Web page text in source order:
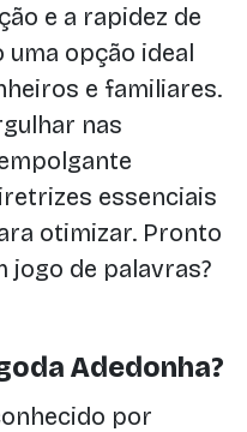
e a rapidez de
opção ideal
e familiares.
nas
essenciais
otimizar. Pronto
jogo de palavras?
Adedonha?
por